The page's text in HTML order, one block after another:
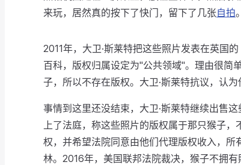
来玩，居然真的按下了快门，留下了几张自拍。
2011年，大卫·斯莱特把这些照片发表在英国
百科，版权归属设定为"公共领域"。理由很简
子，所以不存在版权。大卫·斯莱特抗议，认
事情到这里还没结束，大卫·斯莱特继续出售
上了法庭，称这些照片的版权属于那只猴子
权，并希望法院同意由他们代理版权收入，
林。2016年，美国联邦法院裁决，猴子不拥